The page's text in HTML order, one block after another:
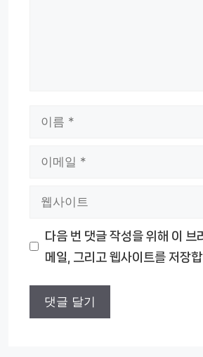
다음 번 댓글 작성을 위해 이 브
메일, 그리고 웹사이트를 저장합